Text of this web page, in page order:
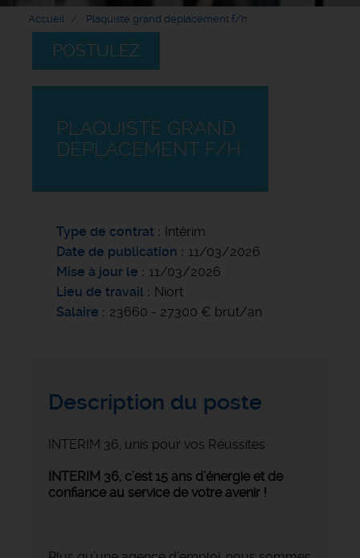
Accueil Plaquiste grand déplacement f/h
POSTULEZ
PLAQUISTE GRAND
DÉPLACEMENT F/H
Type de contrat
Intérim
Date de publication
11/03/2026
Mise à jour le
11/03/2026
Lieu de travail
Niort
Salaire
23660 - 27300 € brut/an
Description du poste
INTERIM 36, unis pour vos Réussites
INTERIM 36, c’est 15 ans d’énergie et de
confiance au service de votre avenir !